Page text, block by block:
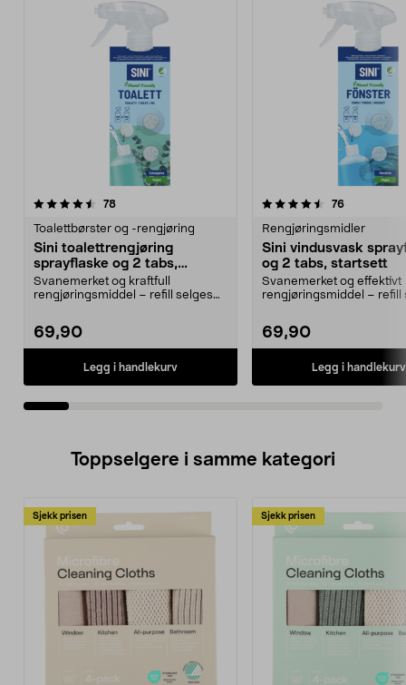
78anmeldelser
Toalettbørster og -rengjøring
Sini toalettrengjøring
sprayflaske og 2 tabs,
startsett
Svanemerket og kraftfull
rengjøringsmiddel – refill selges
69,90
Legg i handlekurv
4.5av 5 stjerner 76
Rengjøringsmidler
Sini vindusvask
og 2 tabs, startsett
Svanemerket og effektivt
rengjøringsmiddel – refill
69,90
Legg i handlekurv
4.5av 5 stjerner
Toppselgere i samme kategori
Sjekk prisen Sjekk prisen